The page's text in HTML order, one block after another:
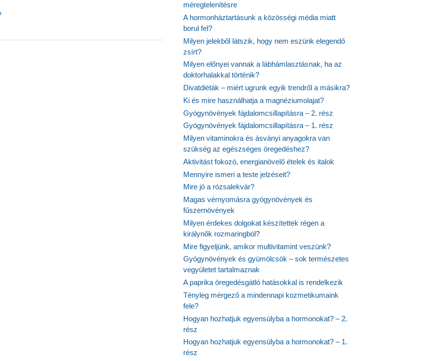
méregtelenítésre
A hormonháztartásunk a közösségi média miatt
borul fel?
Milyen jelekből látszik, hogy nem eszünk elegendő
zsírt?
Milyen előnyei vannak a lábhámlasztásnak, ha az
doktorhalakkal történik?
Divatdiéták – miért ugrunk egyik trendről a másikra?
Ki és mire használhatja a magnéziumolajat?
Gyógynövények fájdalomcsillapításra – 2. rész
Gyógynövények fájdalomcsillapításra – 1. rész
Milyen vitaminokra és ásványi anyagokra van
szükség az egészséges öregedéshez?
Aktivitást fokozó, energianövelő ételek és italok
Mennyire ismeri a teste jelzéseit?
Mire jó a rózsalekvár?
Magas vérnyomásra gyógynövények és
fűszernövények
Milyen érdekes dolgokat készítettek régen a
királynők rozmaringból?
Mire figyeljünk, amikor multivitamint veszünk?
Gyógynövények és gyümölcsök – sok természetes
vegyületet tartalmaznak
A paprika öregedésgátló hatásokkal is rendelkezik
Tényleg mérgező a mindennapi kozmetikumaink
fele?
Hogyan hozhatjuk egyensúlyba a hormonokat? – 2.
rész
Hogyan hozhatjuk egyensúlyba a hormonokat? – 1.
rész